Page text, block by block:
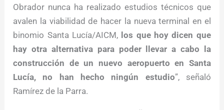
Obrador nunca ha realizado estudios técnicos que
avalen la viabilidad de hacer la nueva terminal en el
binomio Santa Lucía/AICM, los que hoy dicen que
hay otra alternativa para poder llevar a cabo la
construcción de un nuevo aeropuerto en Santa
Lucía, no han hecho ningún estudio”, señaló
Ramírez de la Parra.